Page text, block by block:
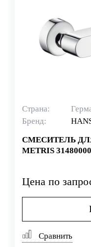
Страна:
Бренд:
СМЕСИТЕЛЬ
METRIS 31480000
Цена по
Сравнить